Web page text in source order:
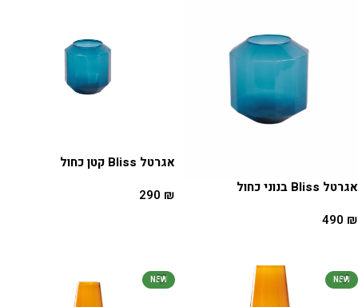
אגרטל Bliss בנוני כחול
490 ₪
אגרטל Bliss קטן כחול
290 ₪
NEW
NEW